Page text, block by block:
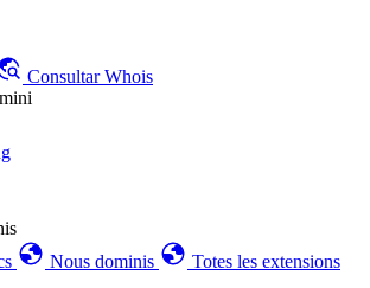
Consultar Whois
Nous dominis
Totes les extensions